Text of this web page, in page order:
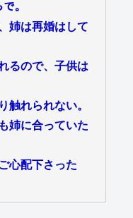
。
姉は再婚はして
るので、子供は
触れられない。
姉に合っていた
心配下さった